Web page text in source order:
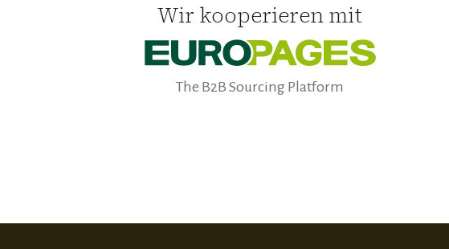
Wir kooperieren mit
The B2B Sourcing Platform​​​